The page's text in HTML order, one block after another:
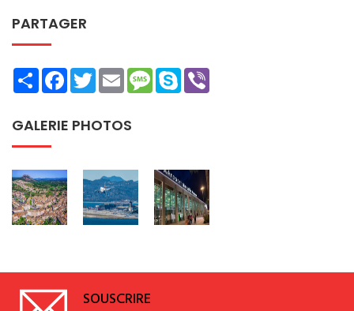
PARTAGER
ShareFacebookTwitterEmailMessage
Skype
GALERIE PHOTOS
SOUSCRIRE